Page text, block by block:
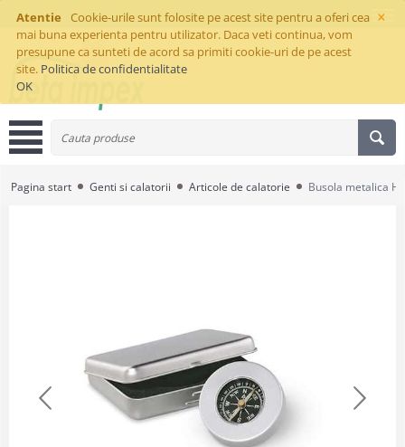
×
Atentie
Cookie-urile sunt folosite pe acest site pentru a oferi cea
mai buna experienta pentru utilizator. Daca veti continua, vom
presupune ca sunteti de acord sa primiti cookie-uri de pe acest
site. Politica de confidentialitate
OK
Pagina start Genti si calatorii Articole de calatorie Busola metalica